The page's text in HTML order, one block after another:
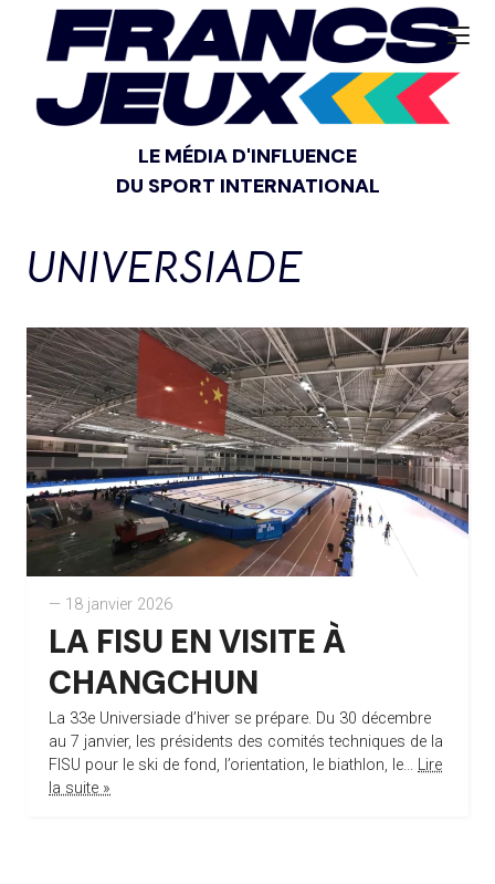
LE MÉDIA D'INFLUENCE
DU SPORT INTERNATIONAL
UNIVERSIADE
— 18 janvier 2026
LA FISU EN VISITE À
CHANGCHUN
La 33e Universiade d’hiver se prépare. Du 30 décembre
au 7 janvier, les présidents des comités techniques de la
FISU pour le ski de fond, l’orientation, le biathlon, le... Lire
la suite »